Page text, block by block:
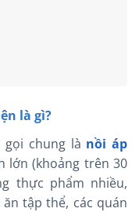
là gì?
chung là nồi áp
lớn (khoảng trên 30
thực phẩm nhiều,
tập thể, các quán